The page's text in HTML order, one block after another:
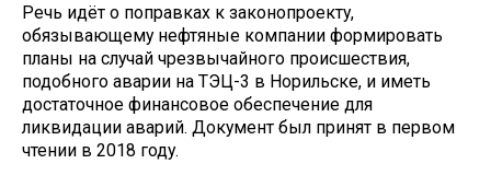
Речь идёт о поправках к законопроекту,
обязывающему нефтяные компании формировать
планы на случай чрезвычайного происшествия,
подобного аварии на ТЭЦ-3 в Норильске, и иметь
достаточное финансовое обеспечение для
ликвидации аварий. Документ был принят в первом
чтении в 2018 году.